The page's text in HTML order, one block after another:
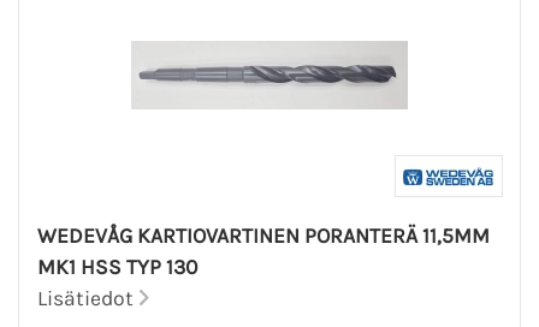
WEDEVÅG KARTIOVARTINEN PORANTERÄ 11,5MM
MK1 HSS TYP 130
Lisätiedot